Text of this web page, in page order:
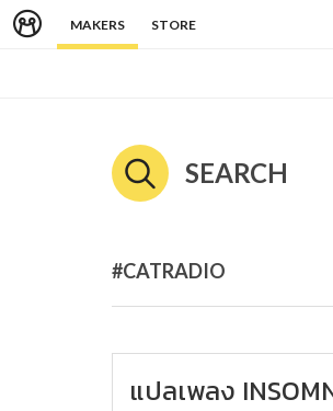
MAKERS STORE
SEARCH
#CATRADIO
แปลเพลง